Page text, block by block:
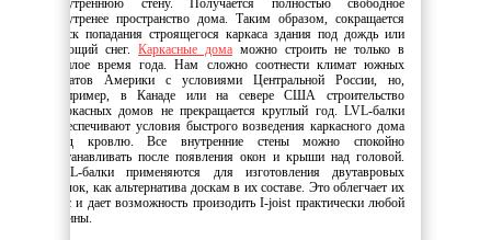
внутренее пространство дома. Таким образом, сокращается
риск попадания строящегося каркаса здания под дождь или
тающий снег. Каркасные дома можно строить не только в
теплое время года. Нам сложно соотнести климат южных
штатов Америки с условиями Центральной России, но,
например, в Канаде или на севере США строительство
каркасных домов не прекращается круглый год. LVL-балки
обеспечивают условия быстрого возведения каркасного дома
под кровлю. Все внутренние стены можно спокойно
устанавливать после появления окон и крыши над головой.
LVL-балки применяются для изготовления двутавровых
балок, как альтернатива доскам в их составе. Это облегчает их
вес и дает возможность произодить I-joist практически любой
длины.